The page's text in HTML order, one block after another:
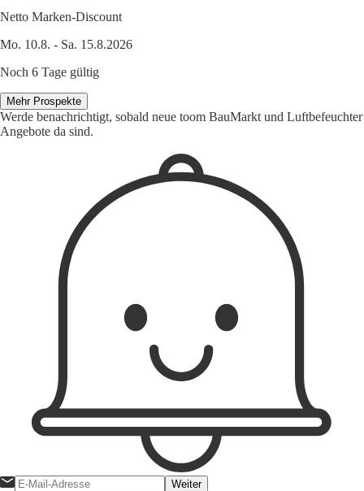
Netto Marken-Discount
Mo. 10.8. - Sa. 15.8.2026
Noch 6 Tage gültig
Mehr Prospekte
Werde benachrichtigt, sobald neue toom BauMarkt und Luftbefeuchter
Angebote da sind.
Weiter